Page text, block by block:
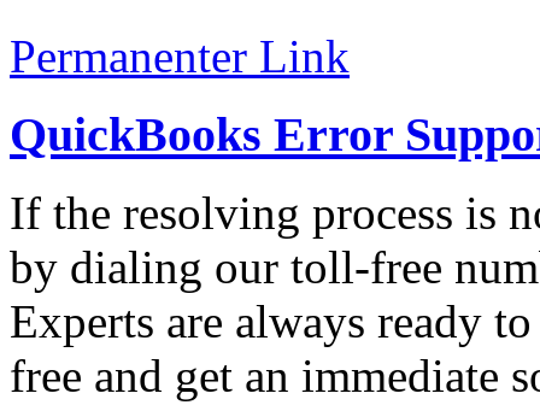
Permanenter Link
QuickBooks Error
If the resolving process is
by dialing our toll-free
Experts are always ready
free and get an immediate